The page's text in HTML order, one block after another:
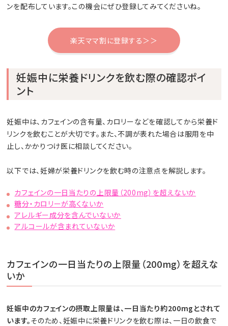
ンを配布しています。この機会にぜひ登録してみてくださいね。
楽天ママ割に登録する＞＞
妊娠中に栄養ドリンクを飲む際の確認ポイ
ント
妊娠中は、カフェインの含有量、カロリーなどを確認してから栄養ド
リンクを飲むことが大切です。また、不調が表れた場合は服用を中
止し、かかりつけ医に相談してください。
以下では、妊婦が栄養ドリンクを飲む時の注意点を解説します。
カフェインの一日当たりの上限量（200mg）を超えないか
糖分・カロリーが高くないか
アレルギー成分を含んでいないか
アルコールが含まれていないか
カフェインの一日当たりの上限量（200mg）を超えな
いか
妊娠中のカフェインの摂取上限量は、一日当たり約200mgとされて
います。そのため、妊娠中に栄養ドリンクを飲む際は、一日の飲食で